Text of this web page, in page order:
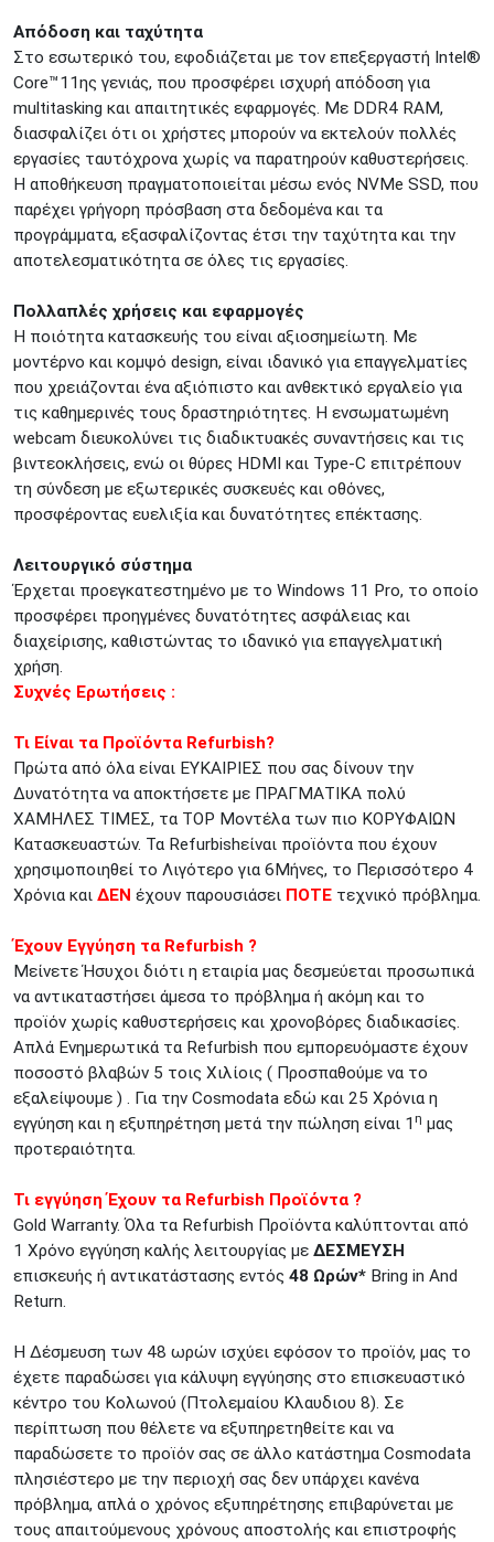
Απόδοση και ταχύτητα
Στο εσωτερικό του, εφοδιάζεται με τον επεξεργαστή Intel®
Core™11ης γενιάς, που προσφέρει ισχυρή απόδοση για
multitasking και απαιτητικές εφαρμογές. Με DDR4 RAM,
διασφαλίζει ότι οι χρήστες μπορούν να εκτελούν πολλές
εργασίες ταυτόχρονα χωρίς να παρατηρούν καθυστερήσεις.
Η αποθήκευση πραγματοποιείται μέσω ενός NVMe SSD, που
παρέχει γρήγορη πρόσβαση στα δεδομένα και τα
προγράμματα, εξασφαλίζοντας έτσι την ταχύτητα και την
αποτελεσματικότητα σε όλες τις εργασίες.
Πολλαπλές χρήσεις και εφαρμογές
Η ποιότητα κατασκευής του είναι αξιοσημείωτη. Με
μοντέρνο και κομψό design, είναι ιδανικό για επαγγελματίες
που χρειάζονται ένα αξιόπιστο και ανθεκτικό εργαλείο για
τις καθημερινές τους δραστηριότητες. Η ενσωματωμένη
webcam διευκολύνει τις διαδικτυακές συναντήσεις και τις
βιντεοκλήσεις, ενώ οι θύρες HDMI και Type-C επιτρέπουν
τη σύνδεση με εξωτερικές συσκευές και οθόνες,
προσφέροντας ευελιξία και δυνατότητες επέκτασης.
Λειτουργικό σύστημα
Έρχεται προεγκατεστημένο με το Windows 11 Pro, το οποίο
προσφέρει προηγμένες δυνατότητες ασφάλειας και
διαχείρισης, καθιστώντας το ιδανικό για επαγγελματική
χρήση.
Συχνές Ερωτήσεις :
Τι Είναι τα Προϊόντα Refurbish?
Πρώτα από όλα είναι ΕΥΚΑΙΡΙΕΣ που σας δίνουν την
Δυνατότητα να αποκτήσετε με ΠΡΑΓΜΑΤΙΚΑ πολύ
ΧΑΜΗΛΕΣ ΤΙΜΕΣ, τα TOP Μοντέλα των πιο ΚΟΡΥΦΑΙΩΝ
Κατασκευαστών. Τα Refurbishείναι προϊόντα που έχουν
χρησιμοποιηθεί το Λιγότερο για 6Μήνες, το Περισσότερο 4
Χρόνια και ΔΕΝ έχουν παρουσιάσει ΠΟΤΕ τεχνικό πρόβλημα.
Έχουν Εγγύηση τα Refurbish ?
Μείνετε Ήσυχοι διότι η εταιρία μας δεσμεύεται προσωπικά
να αντικαταστήσει άμεσα το πρόβλημα ή ακόμη και το
προϊόν χωρίς καθυστερήσεις και χρονοβόρες διαδικασίες.
Απλά Ενημερωτικά τα Refurbish που εμπορευόμαστε έχουν
ποσοστό βλαβών 5 τοις Χιλίοις ( Προσπαθούμε να το
εξαλείψουμε ) . Για την Cosmodata εδώ και 25 Χρόνια η
εγγύηση και η εξυπηρέτηση μετά την πώληση είναι 1η μας
προτεραιότητα.
Τι εγγύηση Έχουν τα Refurbish Προϊόντα ?
Gold Warranty. Όλα τα Refurbish Προϊόντα καλύπτονται από
1 Χρόνο εγγύηση καλής λειτουργίας με ΔΕΣΜΕΥΣΗ
επισκευής ή αντικατάστασης εντός 48 Ωρών* Bring in And
Return.
Η Δέσμευση των 48 ωρών ισχύει εφόσον το προϊόν, μας το
έχετε παραδώσει για κάλυψη εγγύησης στο επισκευαστικό
κέντρο του Κολωνού (Πτολεμαίου Κλαυδιου 8). Σε
περίπτωση που θέλετε να εξυπηρετηθείτε και να
παραδώσετε το προϊόν σας σε άλλο κατάστημα Cosmodata
πλησιέστερο με την περιοχή σας δεν υπάρχει κανένα
πρόβλημα, απλά ο χρόνος εξυπηρέτησης επιβαρύνεται με
τους απαιτούμενους χρόνους αποστολής και επιστροφής